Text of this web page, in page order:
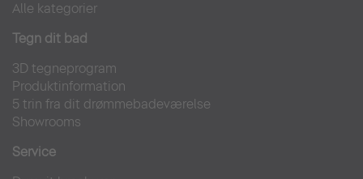
Alle kategorier
Tegn dit bad
3D tegneprogram
Produktinformation
5 trin fra dit drømmebadeværelse
Showrooms
Service